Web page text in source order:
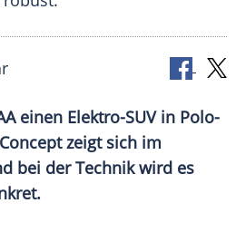
einen Elektro-SUV in Polo-
zeigt sich im
bei der Technik wird es